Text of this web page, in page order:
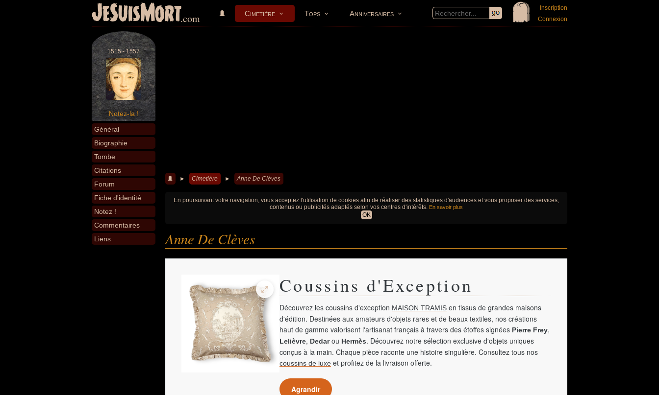
JeSuisMort.com Cimetière Tops Anniversaires
Inscription
Connexion
1515 - 1557
Notez-la !
Général
Biographie
Tombe
Citations
Forum
Fiche d'identité
Notez !
Commentaires
Liens
► Cimetière ► Anne De Clèves
En poursuivant votre navigation, vous acceptez l'utilisation de cookies afin de réaliser des statistiques d'audiences et vous proposer des services,
contenus ou publicités adaptés selon vos centres d'intérêts. En savoir plus
OK
Anne De Clèves
Coussins d'Exception
Découvrez les coussins d'exception MAISON TRAMIS en tissus de grandes maisons
d'édition. Destinées aux amateurs d'objets rares et de beaux textiles, nos créations
haut de gamme valorisent l'artisanat français à travers des étoffes signées Pierre Frey,
Lelièvre, Dedarou Hermès. Découvrez notre sélection exclusive d'objets uniques
conçus à la main. Chaque pièce raconte une histoire singulière. Consultez tous nos
coussins de luxe et profitez de la livraison offerte.
Agrandir